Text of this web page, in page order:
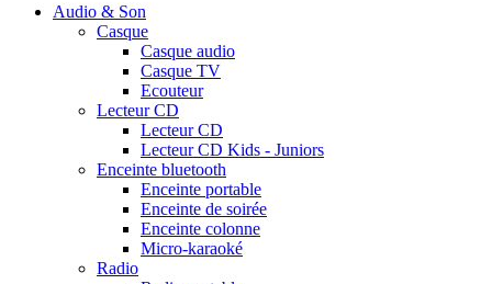
Audio & Son
Casque
Casque audio
Casque TV
Ecouteur
Lecteur CD
Lecteur CD
Lecteur CD Kids - Juniors
Enceinte bluetooth
Enceinte portable
Enceinte de soirée
Enceinte colonne
Micro-karaoké
Radio